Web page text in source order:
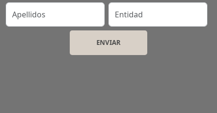
Apellidos Entidad